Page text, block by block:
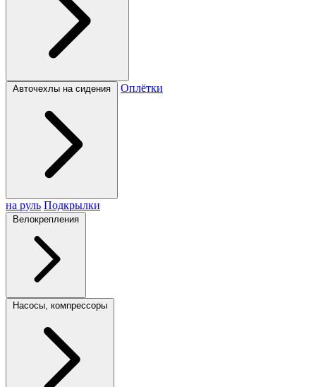
Авточехлы на сидения Оплётки
на руль Подкрылки
Велокрепления
Насосы, компрессоры